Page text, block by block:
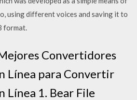
using different voices and saving it to
format.
Convertidores
Línea para Convertir
Línea 1. Bear File